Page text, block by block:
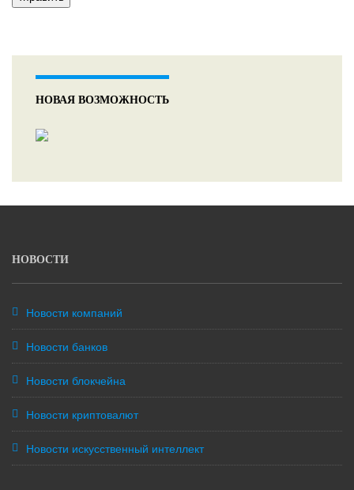
НОВАЯ ВОЗМОЖНОСТЬ
НОВОСТИ
Новости компаний
Новости банков
Новости блокчейна
Новости криптовалют
Новости искусственный интеллект